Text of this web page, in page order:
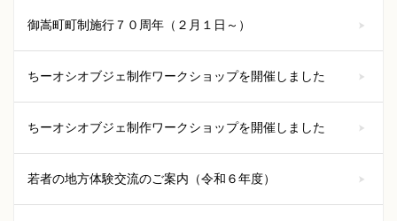
御嵩町町制施行７０周年（２月１日～）
ちーオシオブジェ制作ワークショップを開催しました
ちーオシオブジェ制作ワークショップを開催しました
若者の地方体験交流のご案内（令和６年度）